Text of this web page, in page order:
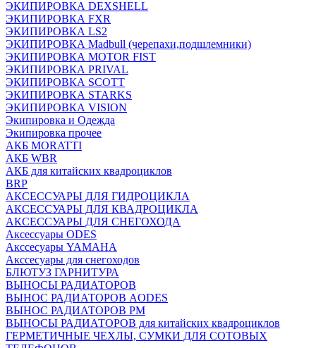
ЭКИПИРОВКА DEXSHELL
ЭКИПИРОВКА FXR
ЭКИПИРОВКА LS2
ЭКИПИРОВКА Madbull (черепахи,подшлемники)
ЭКИПИРОВКА MOTOR FIST
ЭКИПИРОВКА PRIVAL
ЭКИПИРОВКА SCOTT
ЭКИПИРОВКА STARKS
ЭКИПИРОВКА VISION
Экипировка и Одежда
Экипировка прочее
АКБ MORATTI
АКБ WBR
АКБ для китайских квадроциклов
BRP
АКСЕССУАРЫ ДЛЯ ГИДРОЦИКЛА
АКСЕССУАРЫ ДЛЯ КВАДРОЦИКЛА
АКСЕССУАРЫ ДЛЯ СНЕГОХОДА
Аксессуары ODES
Акссесуары YAMAHA
Акссесуары для снегоходов
БЛЮТУЗ ГАРНИТУРА
ВЫНОСЫ РАДИАТОРОВ
ВЫНОС РАДИАТОРОВ AODES
ВЫНОС РАДИАТОРОВ РМ
ВЫНОСЫ РАДИАТОРОВ для китайских квадроциклов
ГЕРМЕТИЧНЫЕ ЧЕХЛЫ, СУМКИ ДЛЯ СОТОВЫХ